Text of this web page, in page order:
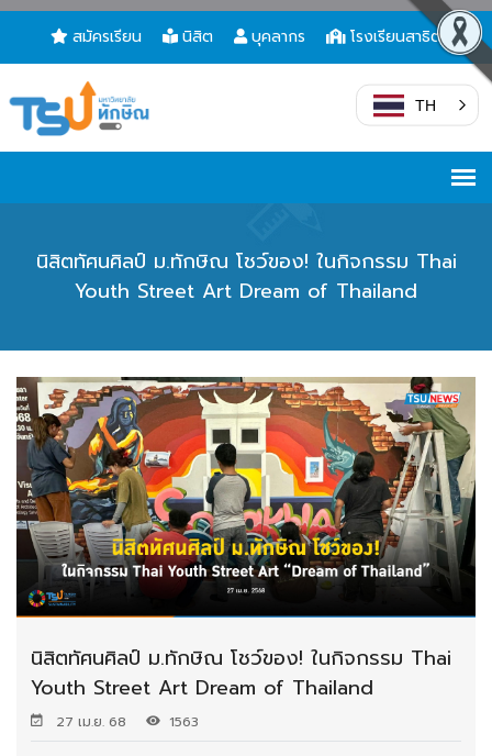
สมัครเรียน นิสิต บุคลากร โรงเรียนสาธิต
TH
นิสิตทัศนศิลป์ ม.ทักษิณ โชว์ของ! ในกิจกรรม Thai
Youth Street Art Dream of Thailand
นิสิตทัศนศิลป์ ม.ทักษิณ โชว์ของ! ในกิจกรรม Thai
Youth Street Art Dream of Thailand
27 เม.ย. 68 1563